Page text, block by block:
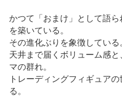
かつて「おまけ」として語
を築いている。
その進化ぶりを象徴している。
天井まで届くボリューム感
マの群れ。
トレーディングフィギュア
る。